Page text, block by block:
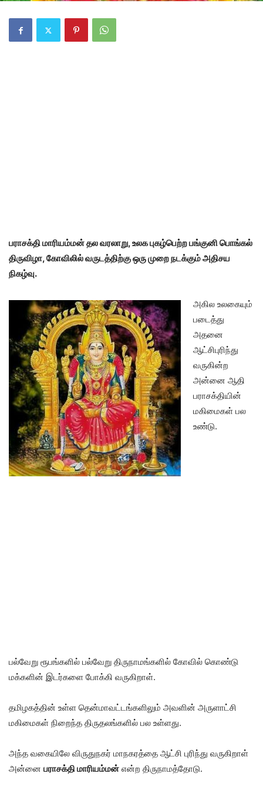
பராசக்தி மாரியம்மன் தல வரலாறு, உலக புகழ்பெற்ற பங்குனி பொங்கல்
திருவிழா, கோவிலில் வருடத்திற்கு ஒரு முறை நடக்கும் அதிசய
நிகழ்வு.
அகில உலகையும்
படைத்து
அதனை
ஆட்சிபுரிந்து
வருகின்ற
அன்னை ஆதி
பராசக்தியின்
மகிமைகள் பல
உண்டு.
பல்வேறு ரூபங்களில் பல்வேறு திருநாமங்களில் கோவில் கொண்டு
மக்களின் இடர்களை போக்கி வருகிறாள்.
தமிழகத்தின் உள்ள தென்மாவட்டங்களிலும் அவளின் அருளாட்சி
மகிமைகள் நிறைந்த திருதலங்களில் பல உள்ளது.
அந்த வகையிலே விருதுநகர் மாநகரத்தை ஆட்சி புரிந்து வருகிறாள்
அன்னை பராசக்தி மாரியம்மன் என்ற திருநாமத்தோடு.